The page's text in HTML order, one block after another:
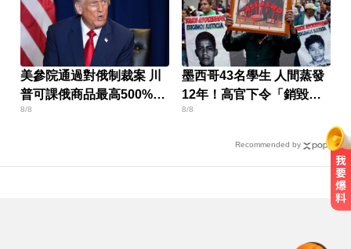
美參院通過對俄制裁案 川
普可課俄商品最高500%關
稅
8/8
墨西哥43名學生 人間蒸發
12年！高官下令「銷毀監
視器」遭逮
8/8
Recommended by